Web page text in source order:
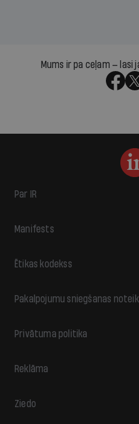
Mums ir pa ceļam — lasi
Par IR
Manifests
Ētikas kodekss
Pakalpojumu sniegšanas
Privātuma politika
Reklāma
Ziedo